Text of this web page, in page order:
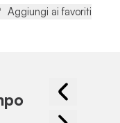
Aggiungi ai favoriti